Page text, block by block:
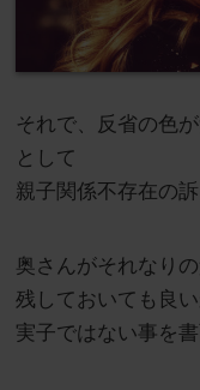
それで、反省の色
として
親子関係不存在の
奥さんがそれなり
残しておいても良
実子ではない事を